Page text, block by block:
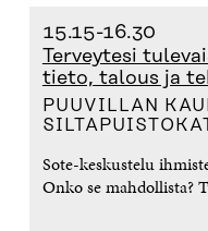
15.15-16.30
Terveytesi
tieto, talous ja
PUUVILLAN
Sote-keskustelu
Onko se mahdollista?